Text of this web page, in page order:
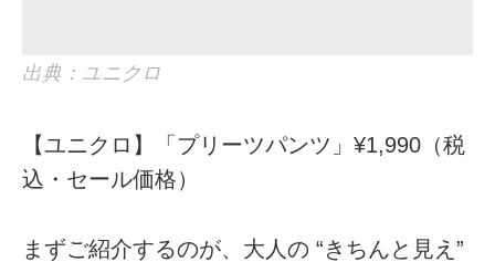
出典：ユニクロ
【ユニクロ】「プリーツパンツ」¥1,990（税
込・セール価格）
まずご紹介するのが、大人の “きちんと見え”